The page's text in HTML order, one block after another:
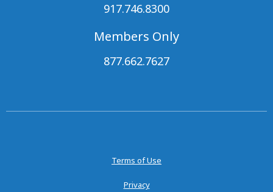
917.746.8300
Members Only
877.662.7627
Terms of Use
Privacy